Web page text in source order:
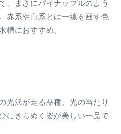
、まさにパイナップルのよう
赤系や白系とは一線を画す色
槽におすすめ。
光沢が走る品種。光の当たり
にきらめく姿が美しい一品で